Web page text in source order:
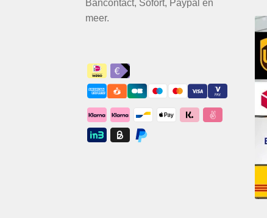
Bancontact, Sofort, Paypal en
meer.